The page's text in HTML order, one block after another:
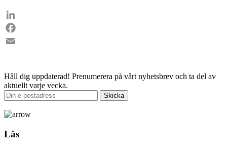
LinkedIn
Facebook
Håll dig uppdaterad! Prenumerera på vårt nyhetsbrev och ta del av
aktuellt varje vecka.
Läs